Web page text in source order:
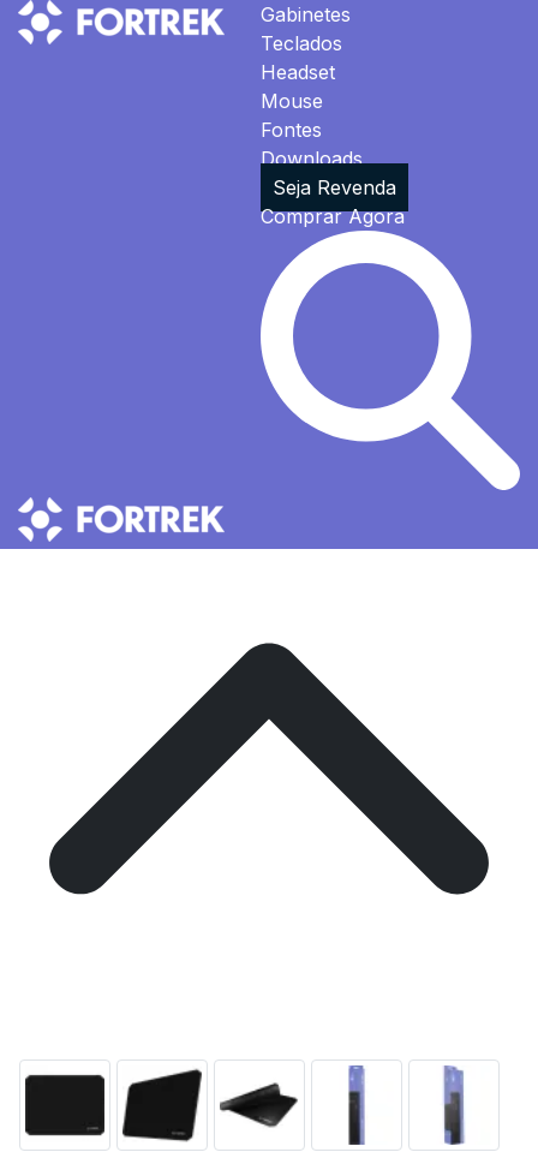
Gabinetes
Teclados
Headset
Mouse
Fontes
Downloads
Seja Revenda
Comprar Agora